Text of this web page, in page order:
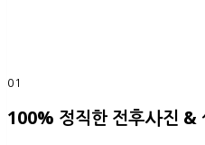
01
100% 정직한 전후사진 &